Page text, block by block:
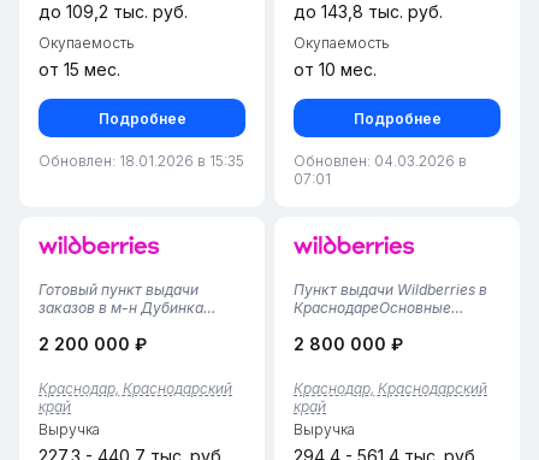
до 109,2 тыс. руб.
Окупаемость
от 15 мес.
Подробнее
Обновлен: 18.01.2026 в 15:35
до 143,8 тыс. руб.
Окупаемость
от 10 мес.
Подробнее
Обновлен: 04.03.2026 в
07:01
Готовый пункт выдачи
заказов в м-н Дубинка
стартует завтра!Что вы
Слаженная команда: 2
сотрудника, готовых
остаться. Все процессы
отлажены. Прозрачные
условия:...
2 200 000 ₽
Краснодар, Краснодарский
край
Выручка
227,3 - 440,7 тыс. руб.
Пункт выдачи Wildberries в
КраснодареОсновные
расположение в Краснодаре
разных районов города. • ⏳
Пункт работает уже 2 года,
что гарантирует надежнос...
2 800 000 ₽
Краснодар, Краснодарский
край
Выручка
294,4 - 561,4 тыс. руб.